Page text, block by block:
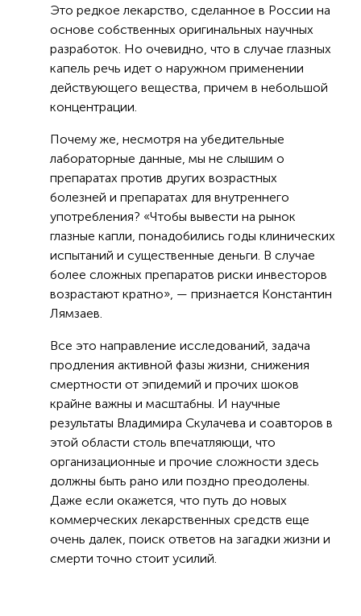
Это редкое лекарство, сделанное в России на
основе собственных оригинальных научных
разработок. Но очевидно, что в случае глазных
капель речь идет о наружном применении
действующего вещества, причем в небольшой
концентрации.
Почему же, несмотря на убедительные
лабораторные данные, мы не слышим о
препаратах против других возрастных
болезней и препаратах для внутреннего
употребления? «Чтобы вывести на рынок
глазные капли, понадобились годы клинических
испытаний и существенные деньги. В случае
более сложных препаратов риски инвесторов
возрастают кратно», — признается Константин
Лямзаев.
Все это направление исследований, задача
продления активной фазы жизни, снижения
смертности от эпидемий и прочих шоков
крайне важны и масштабны. И научные
результаты Владимира Скулачева и соавторов в
этой области столь впечатляющи, что
организационные и прочие сложности здесь
должны быть рано или поздно преодолены.
Даже если окажется, что путь до новых
коммерческих лекарственных средств еще
очень далек, поиск ответов на загадки жизни и
смерти точно стоит усилий.